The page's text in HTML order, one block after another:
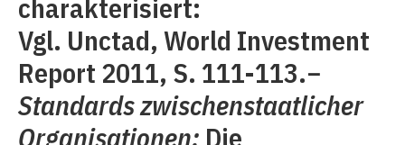
charakterisiert:
Vgl. Unctad, World Investment
Report 2011, S. 111-113.−
Standards zwischenstaatlicher
Organisationen: Die